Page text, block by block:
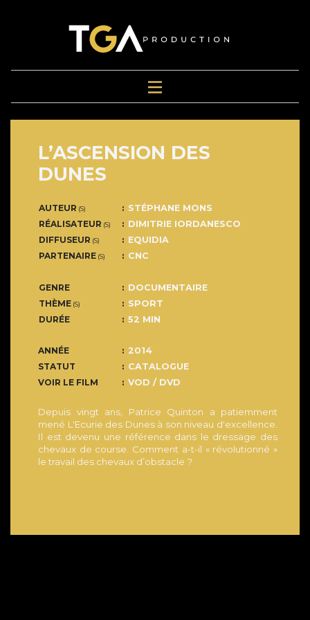
L’ASCENSION DES
DUNES
AUTEUR (S)
STÉPHANE MONS
RÉALISATEUR (S)
DIMITRIE IORDANESCO
DIFFUSEUR (S)
EQUIDIA
PARTENAIRE (S) CNC
GENRE
DOCUMENTAIRE
THÈME (S)
SPORT
DURÉE
52 MIN
ANNÉE
2014
STATUT
CATALOGUE
VOIR LE FILM
VOD / DVD
Depuis vingt ans, Patrice Quinton a patiemment
mené L'Ecurie des Dunes à son niveau d'excellence.
Il est devenu une référence dans le dressage des
chevaux de course. Comment a-t-il « révolutionné »
le travail des chevaux d’obstacle ?